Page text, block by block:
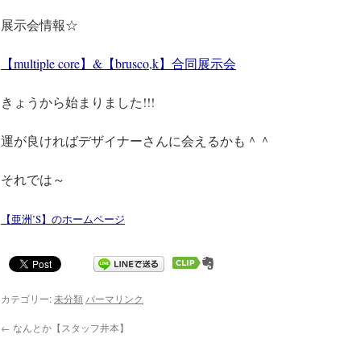
展示会情報☆
【multiple core】&【brusco,k】合同展示会
きょうから始まりました!!!
運が良ければデザイナーさんに会えるかも＾＾
それでは～
【亜洲’S】のホームページ
カテゴリー:未分類 パーマリンク
← なんとか【スタッフ井本】